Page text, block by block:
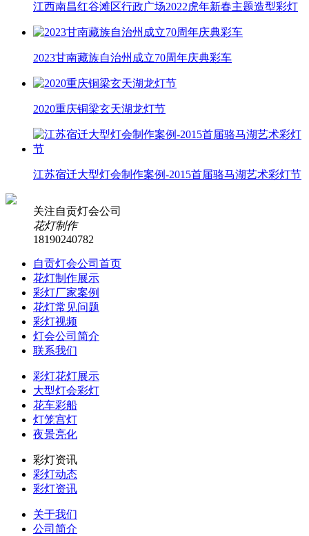
江西南昌红谷滩区行政广场2022虎年新春主题造型彩灯
2023甘南藏族自治州成立70周年庆典彩车
2020重庆铜梁玄天湖龙灯节
江苏宿迁大型灯会制作案例-2015首届骆马湖艺术彩灯节
关注自贡灯会公司
花灯制作
18190240782
自贡灯会公司首页
花灯制作展示
彩灯厂家案例
花灯常见问题
彩灯视频
灯会公司简介
联系我们
彩灯花灯展示
大型灯会彩灯
花车彩船
灯笼宫灯
夜景亮化
彩灯资讯
彩灯动态
彩灯资讯
关于我们
公司简介